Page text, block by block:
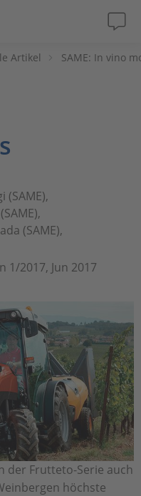
Artikel SAME: In vino
(SAME),
(SAME),
1/2017, Jun 2017
der Frutteto-Serie auch
höchste